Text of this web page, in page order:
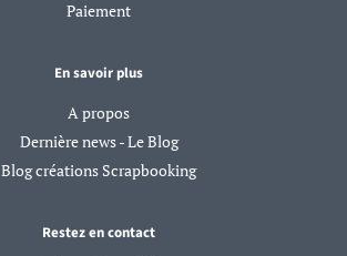
Paiement
En savoir plus
A propos
Dernière news - Le Blog
Blog créations Scrapbooking
Restez en contact